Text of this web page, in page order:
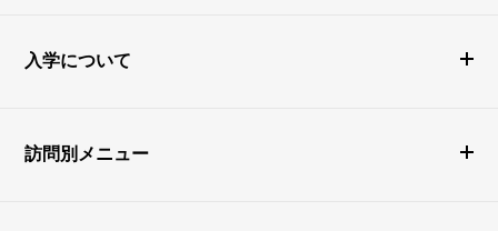
入学について
訪問別メニュー